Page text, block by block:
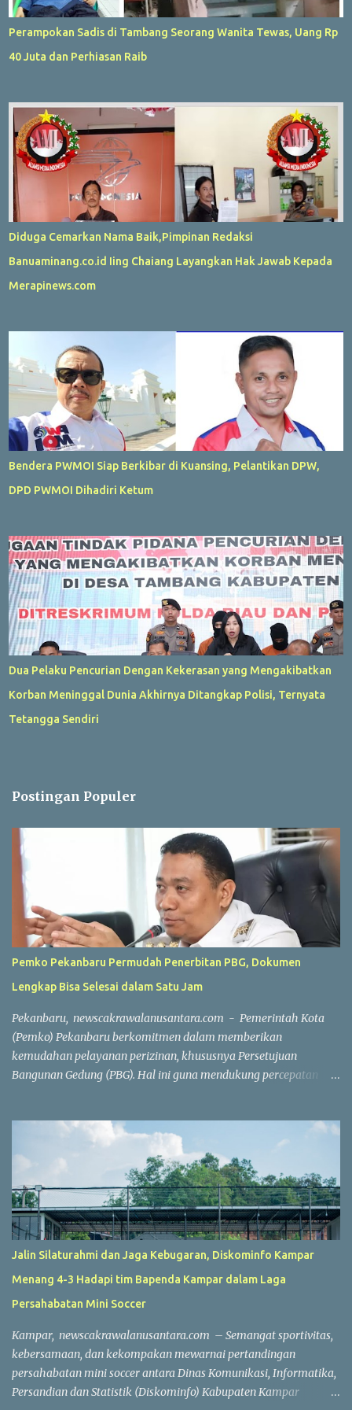
Perampokan Sadis di Tambang Seorang Wanita Tewas, Uang Rp
40 Juta dan Perhiasan Raib
Diduga Cemarkan Nama Baik,Pimpinan Redaksi
Banuaminang.co.id Iing Chaiang Layangkan Hak Jawab Kepada
Merapinews.com
Bendera PWMOI Siap Berkibar di Kuansing, Pelantikan DPW,
DPD PWMOI Dihadiri Ketum
Dua Pelaku Pencurian Dengan Kekerasan yang Mengakibatkan
Korban Meninggal Dunia Akhirnya Ditangkap Polisi, Ternyata
Tetangga Sendiri
Postingan Populer
Pemko Pekanbaru Permudah Penerbitan PBG, Dokumen
Lengkap Bisa Selesai dalam Satu Jam
Pekanbaru, newscakrawalanusantara.com - Pemerintah Kota
(Pemko) Pekanbaru berkomitmen dalam memberikan
kemudahan pelayanan perizinan, khususnya Persetujuan
Bangunan Gedung (PBG). Hal ini guna mendukung percepatan
penerbitan PBG dilakukan secara daring saat ini. Penerbitan PBG
dapat diselesaikan dengan sangat cepat apabila seluruh
persyaratan telah dipenuhi. "Hari ini, jika seluruh persyaratan
sudah lengkap, penerbitan PBG bisa selesai dalam waktu sekitar
satu jam. Seluruh prosesnya sudah berbasis sistem online,"
ujarnya. Percepatan layanan tersebut tidak hanya berlaku untuk
rumah sederhana atau bangunan dengan konstruksi sederhana.
Tetapi, layanan ini juga berlaku untuk bangunan berskala besar
dan kompleks. Sebagai contoh, penerbitan PBG untuk
pembangunan sebuah sport center di Kecamatan Marpoyan
56 meni...
Jalin Silaturahmi dan Jaga Kebugaran, Diskominfo Kampar
Menang 4-3 Hadapi tim Bapenda Kampar dalam Laga
Persahabatan Mini Soccer
Kampar, newscakrawalanusantara.com – Semangat sportivitas,
kebersamaan, dan kekompakan mewarnai pertandingan
persahabatan mini soccer antara Dinas Komunikasi, Informatika,
Persandian dan Statistik (Diskominfo) Kabupaten Kampar